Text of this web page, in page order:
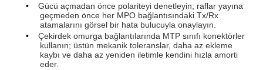
•
Gücü açmadan önce polariteyi denetleyin; raflar yayına
geçmeden önce her MPO bağlantısındaki Tx/Rx
atamalarını görsel bir hata bulucuyla onaylayın.
•
Çekirdek omurga bağlantılarında MTP sınıfı konektörler
kullanın; üstün mekanik toleranslar, daha az ekleme
kaybı ve daha az yeniden iletimle kendini hızla amorti
eder.